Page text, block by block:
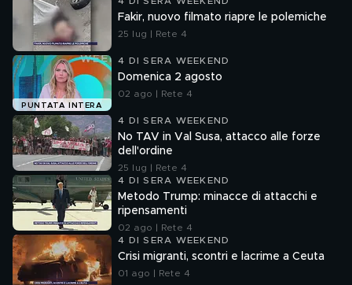
Fakir, nuovo filmato riapre le polemiche
25 lug | Rete 4
PUNTATA INTERA
4 DI SERA WEEKEND
Domenica 2 agosto
02 ago | Rete 4
4 DI SERA WEEKEND
No TAV in Val Susa, attacco alle forze
dell'ordine
25 lug | Rete 4
4 DI SERA WEEKEND
Metodo Trump: minacce di attacchi e
ripensamenti
02 ago | Rete 4
4 DI SERA WEEKEND
Crisi migranti, scontri e lacrime a Ceuta
01 ago | Rete 4